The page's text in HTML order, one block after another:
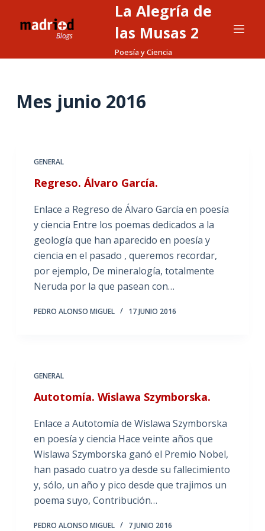
t
La Alegría de
las Musas 2
Poesía y Ciencia
Mes junio 2016
GENERAL
Regreso. Álvaro García.
Enlace a Regreso de Álvaro García en poesía
y ciencia Entre los poemas dedicados a la
geología que han aparecido en poesía y
ciencia en el pasado , queremos recordar,
por ejemplo, De mineralogía, totalmente
Neruda por la que pasean con…
PEDRO ALONSO MIGUEL 17 JUNIO 2016
GENERAL
Autotomía. Wislawa Szymborska.
Enlace a Autotomía de Wislawa Szymborska
en poesía y ciencia Hace veinte años que
Wislawa Szymborska ganó el Premio Nobel,
han pasado cuatro ya desde su fallecimiento
y, sólo, un año y pico desde que trajimos un
poema suyo, Contribución…
PEDRO ALONSO MIGUEL 7 JUNIO 2016